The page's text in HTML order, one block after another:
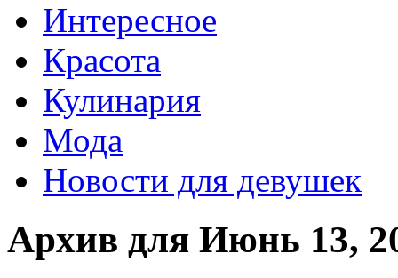
Интересное
Красота
Кулинария
Мода
Новости для девушек
Архив для Июнь 13,